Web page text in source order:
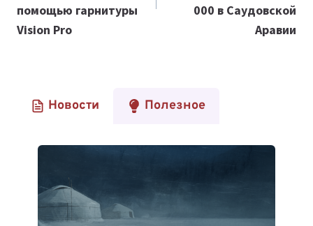
помощью гарнитуры
Vision Pro
000 в Саудовской
Аравии
Новости Полезное